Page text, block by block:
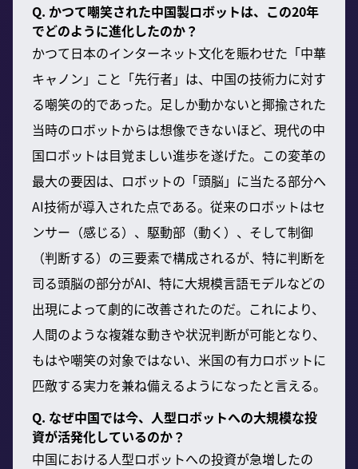
Q. かつて嘲笑された中国製ロボットは、この20年
でどのように進化したのか？
かつて日本のインターネット文化を賑わせた「中華
キャノン」こと「先行者」は、中国の技術力に対す
る嘲笑の的であった。足しか動かないと揶揄された
当時のロボットからは想像できないほど、現代の中
国ロボットは目覚ましい進歩を遂げた。この変革の
最大の要因は、ロボットの「頭脳」に当たる部分へ
AI技術が導入された点である。従来のロボットはセ
ンサー（感じる）、駆動部（動く）、そして制御
（判断する）の三要素で構成されるが、特に判断を
司る頭脳の部分がAI、特に大規模言語モデルなどの
出現によって劇的に改善されたのだ。これにより、
人間のような複雑な動きや状況判断が可能となり、
もはや嘲笑の対象ではない、米国の有力ロボットに
匹敵する実力を兼ね備えるようになったと言える。
Q. なぜ中国では今、人型ロボットへの大規模な投
資が活発化しているのか？
中国における人型ロボットへの投資が急増したの